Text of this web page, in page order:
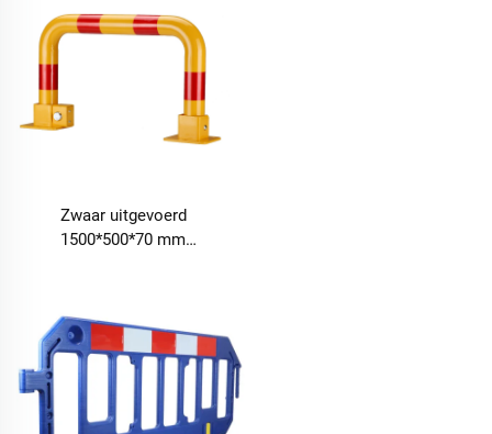
Zwaar uitgevoerd
1500*500*70 mm